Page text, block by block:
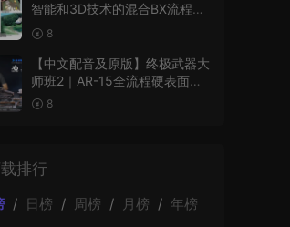
智能和3D技术的混合BX流程和
品牌艺术设计
8
【中文配音及原版】终极武器大
师班2｜AR-15全流程硬表面王
者课（中文语音版+中文字幕版
8
排行
/ 日榜 / 周榜 / 月榜 / 年榜